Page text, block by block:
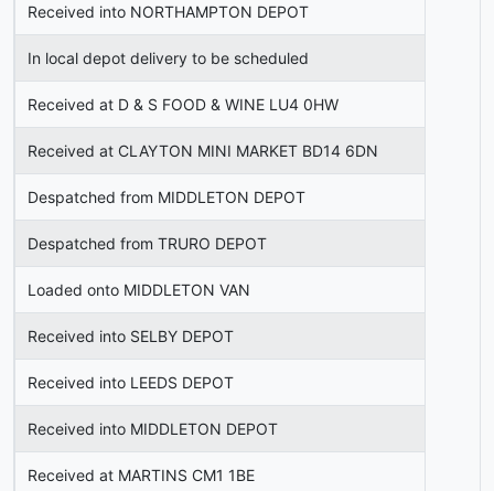
Received into NORTHAMPTON DEPOT
In local depot delivery to be scheduled
Received at D & S FOOD & WINE LU4 0HW
Received at CLAYTON MINI MARKET BD14 6DN
Despatched from MIDDLETON DEPOT
Despatched from TRURO DEPOT
Loaded onto MIDDLETON VAN
Received into SELBY DEPOT
Received into LEEDS DEPOT
Received into MIDDLETON DEPOT
Received at MARTINS CM1 1BE